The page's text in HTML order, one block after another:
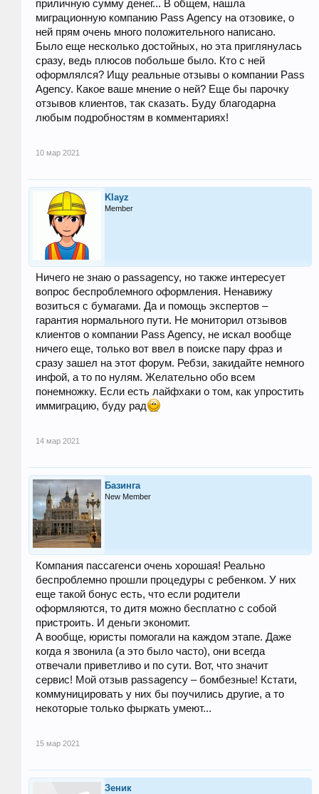
приличную сумму денег... В общем, нашла
миграционную компанию Pass Agency на отзовике, о
ней прям очень много положительного написано.
Было еще несколько достойных, но эта приглянулась
сразу, ведь плюсов побольше было. Кто с ней
оформлялся? Ищу реальные отзывы о компании Pass
Agency. Какое ваше мнение о ней? Еще бы парочку
отзывов клиентов, так сказать. Буду благодарна
любым подробностям в комментариях!
10 мар 2021
Klayz
Member
Ничего не знаю о passagency, но также интересует
вопрос беспроблемного оформления. Ненавижу
возиться с бумагами. Да и помощь экспертов –
гарантия нормального пути. Не мониторил отзывов
клиентов о компании Pass Agency, не искал вообще
ничего еще, только вот ввел в поиске пару фраз и
сразу зашел на этот форум. Ребзи, закидайте немного
инфой, а то по нулям. Желательно обо всем
понемножку. Если есть лайфхаки о том, как упростить
иммиграцию, буду рад
14 мар 2021
Базинга
New Member
Компания пассагенси очень хорошая! Реально
беспроблемно прошли процедуры с ребенком. У них
еще такой бонус есть, что если родители
оформляются, то дитя можно бесплатно с собой
пристроить. И деньги экономит.
А вообще, юристы помогали на каждом этапе. Даже
когда я звонила (а это было часто), они всегда
отвечали приветливо и по сути. Вот, что значит
сервис! Мой отзыв passagency – бомбезные! Кстати,
коммуницировать у них бы поучились другие, а то
некоторые только фыркать умеют...
15 мар 2021
Зеник